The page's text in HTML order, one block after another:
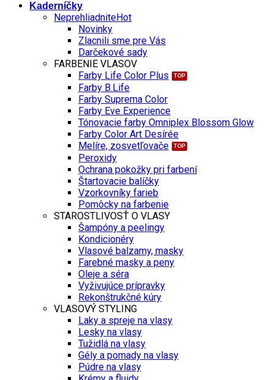
Kaderníčky
Neprehliadnite
Novinky
Zlacnili sme pre Vás
Darčekové sady
FARBENIE VLASOV
Farby Life Color Plus
Farby B.Life
Farby Suprema Color
Farby Eve Experience
Tónovacie farby Omniplex Blossom Glow
Farby Color Art Desírée
Melíre, zosvetľovače
Peroxidy
Ochrana pokožky pri farbení
Štartovacie balíčky
Vzorkovníky farieb
Pomôcky na farbenie
STAROSTLIVOSŤ O VLASY
Šampóny a peelingy
Kondicionéry
Vlasové balzamy, masky
Farebné masky a peny
Oleje a séra
Vyživujúce prípravky
Rekonštrukčné kúry
VLASOVÝ STYLING
Laky a spreje na vlasy
Lesky na vlasy
Tužidlá na vlasy
Gély a pomady na vlasy
Púdre na vlasy